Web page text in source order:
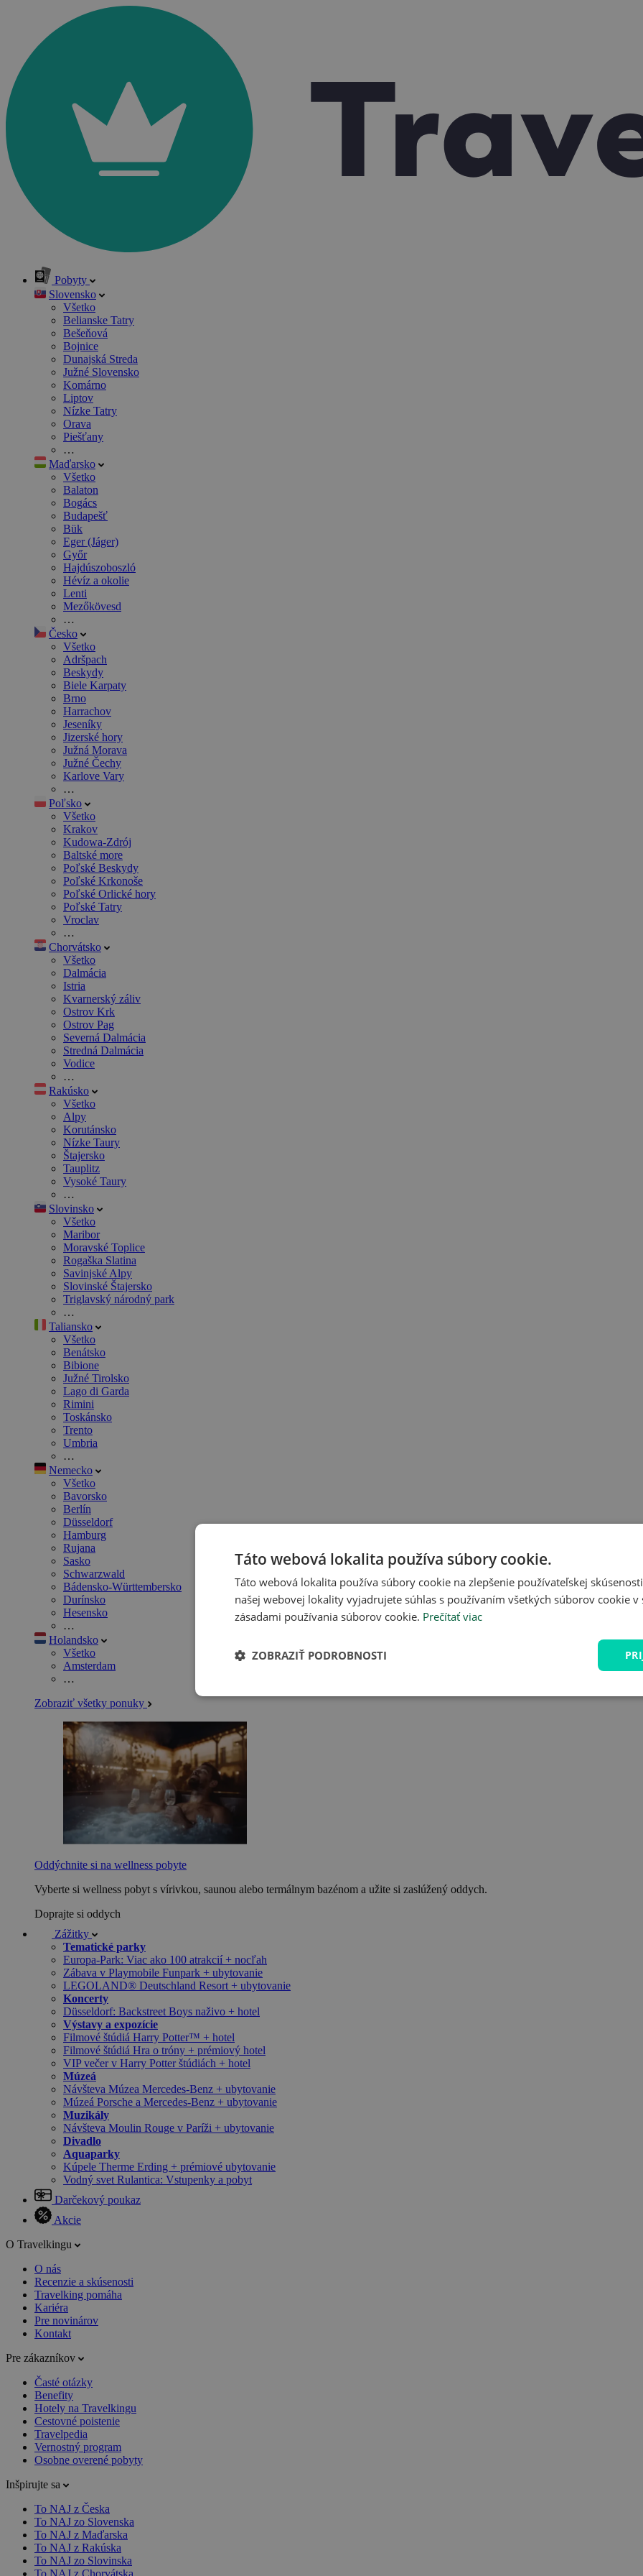
Pobyty
Slovensko
Všetko
Belianske Tatry
Bešeňová
Bojnice
Dunajská Streda
Južné Slovensko
Komárno
Liptov
Nízke Tatry
Orava
Piešťany
…
Maďarsko
Všetko
Balaton
Bogács
Budapešť
Bük
Eger (Jáger)
Győr
Hajdúszoboszló
Hévíz a okolie
Lenti
Mezőkövesd
…
Česko
Všetko
Adršpach
Beskydy
Biele Karpaty
Brno
Harrachov
Jeseníky
Jizerské hory
Južná Morava
Južné Čechy
Karlove Vary
…
Poľsko
Všetko
Krakov
Kudowa-Zdrój
Baltské more
Poľské Beskydy
Poľské Krkonoše
Poľské Orlické hory
Poľské Tatry
Vroclav
…
Chorvátsko
Všetko
Dalmácia
Istria
Kvarnerský záliv
Ostrov Krk
Ostrov Pag
Severná Dalmácia
Stredná Dalmácia
Vodice
…
Rakúsko
Všetko
Alpy
Korutánsko
Nízke Taury
Štajersko
Tauplitz
Vysoké Taury
…
Slovinsko
Všetko
Maribor
Moravské Toplice
Rogaška Slatina
Savinjské Alpy
Slovinské Štajersko
Triglavský národný park
…
Taliansko
Všetko
Benátsko
Bibione
Južné Tirolsko
Lago di Garda
Rimini
Toskánsko
Trento
Umbria
…
Nemecko
Všetko
Bavorsko
Berlín
Düsseldorf
Hamburg
Rujana
Sasko
Schwarzwald
Bádensko-Württembersko
Durínsko
Hesensko
…
Holandsko
Všetko
Amsterdam
…
Zobraziť všetky ponuky
Oddýchnite si na wellness pobyte
Vyberte si wellness pobyt s vírivkou, saunou alebo termálnym bazénom a užite si zaslúžený oddych.
Doprajte si oddych
Zážitky
Tematické parky
Europa-Park: Viac ako 100 atrakcií + nocľah
Zábava v Playmobile Funpark + ubytovanie
LEGOLAND® Deutschland Resort + ubytovanie
Koncerty
Düsseldorf: Backstreet Boys naživo + hotel
Výstavy a expozície
Filmové štúdiá Harry Potter™ + hotel
Filmové štúdiá Hra o tróny + prémiový hotel
VIP večer v Harry Potter štúdiách + hotel
Múzeá
Návšteva Múzea Mercedes-Benz + ubytovanie
Múzeá Porsche a Mercedes-Benz + ubytovanie
Muzikály
Návšteva Moulin Rouge v Paríži + ubytovanie
Divadlo
Aquaparky
Kúpele Therme Erding + prémiové ubytovanie
Vodný svet Rulantica: Vstupenky a pobyt
Darčekový poukaz
Akcie
O Travelkingu
O nás
Recenzie a skúsenosti
Travelking pomáha
Kariéra
Pre novinárov
Kontakt
Pre zákazníkov
Časté otázky
Benefity
Hotely na Travelkingu
Cestovné poistenie
Travelpedia
Vernostný program
Osobne overené pobyty
Inšpirujte sa
To NAJ z Česka
To NAJ zo Slovenska
To NAJ z Maďarska
To NAJ z Rakúska
To NAJ zo Slovinska
To NAJ z Chorvátska
Táto webová lokalita používa súbory cookie.
Táto webová lokalita používa súbory cookie na zlepšenie používateľskej
našej webovej lokality vyjadrujete súhlas s používaním všetkých súborov cookie v
zásadami používania súborov cookie. Prečítať viac
ZOBRAZIŤ PODROBNOSTI